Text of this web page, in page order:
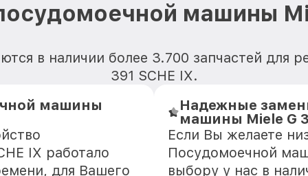
машины
в наличии более 3.700 запчастей для
391 SCHE IX.
машины
IX работало
для Вашего
Надежные
машины Miele G
Если Вы желаете
Посудомоечной
выбору у нас в